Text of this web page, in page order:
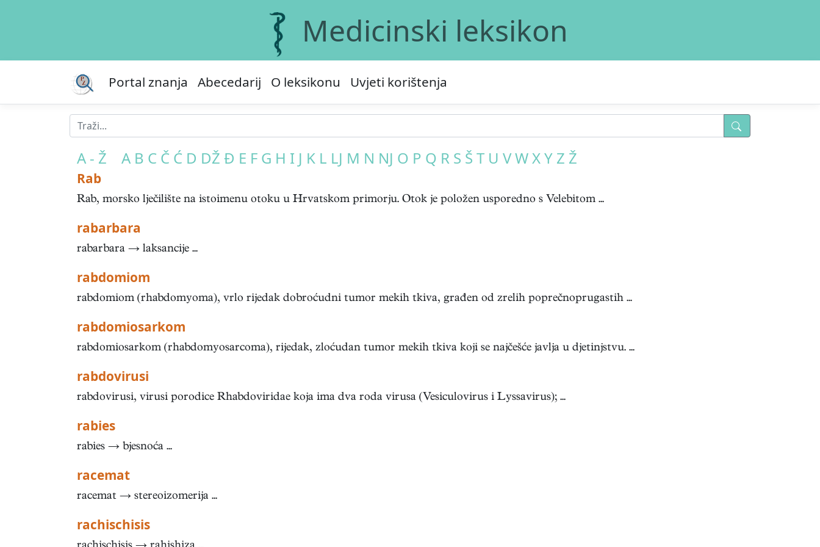
Medicinski leksikon
Portal znanja Abecedarij O leksikonu Uvjeti korištenja
A - Ž A B C Č Ć D DŽ Đ E F G H I J K L LJ M N NJ O P Q R S Š T U VWXY Z Ž
Rab
Rab, morsko lječilište na istoimenu otoku u Hrvatskom primorju. Otok je položen usporedno s Velebitom ...
rabarbara
rabarbara → laksancije ...
rabdomiom
rabdomiom (rhabdomyoma), vrlo rijedak dobroćudni tumor mekih tkiva, građen od zrelih poprečnoprugastih ...
rabdomiosarkom
rabdomiosarkom (rhabdomyosarcoma), rijedak, zloćudan tumor mekih tkiva koji se najčešće javlja u djetinjstvu. ...
rabdovirusi
rabdovirusi, virusi porodice Rhabdoviridae koja ima dva roda virusa (Vesiculovirus i Lyssavirus); ...
rabies
rabies → bjesnoća ...
racemat
racemat → stereoizomerija ...
rachischisis